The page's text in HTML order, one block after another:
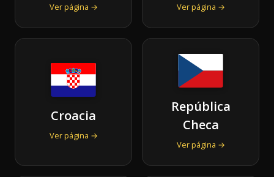
Ver página → Ver página →
Croacia
Ver página →
República
Checa
Ver página →